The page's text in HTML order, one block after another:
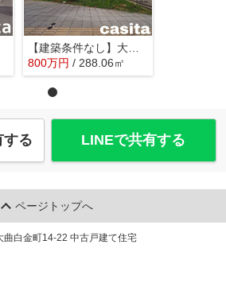
【建築条件なし】大仙市大曲須和町 南北両面道路の土地物件
800万円 / 288.06㎡
する LINEで共有する
ページトップへ
曲白金町14-22 中古戸建て住宅